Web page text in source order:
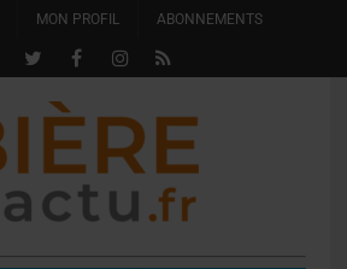
MON PROFIL ABONNEMENTS